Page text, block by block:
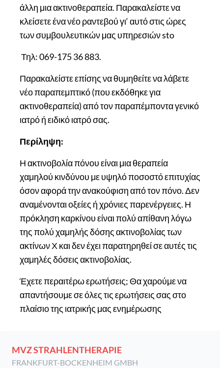
άλλη μια ακτινοθεραπεία. Παρακαλείστε να
κλείσετε ένα νέο ραντεβού γι‘ αυτό στις ώρες
των συμβουλευτικών μας υπηρεσιών sto
Τηλ: 069-175 36 883.
Παρακαλείστε επίσης να θυμηθείτε να λάβετε
νέο παραπεμπτικό (που εκδόθηκε για
ακτινοθεραπεία) από τον παραπέμποντα γενικό
ιατρό ή ειδικό ιατρό σας.
Περίληψη:
Η ακτινοβολία πόνου είναι μια θεραπεία
χαμηλού κινδύνου με υψηλό ποσοστό επιτυχίας
όσον αφορά την ανακούφιση από τον πόνο. Δεν
αναμένονται οξείες ή χρόνιες παρενέργειες. Η
πρόκληση καρκίνου είναι πολύ απίθανη λόγω
της πολύ χαμηλής δόσης ακτινοβολίας των
ακτίνων Χ και δεν έχει παρατηρηθεί σε αυτές τις
χαμηλές δόσεις ακτινοβολίας.
Έχετε περαιτέρω ερωτήσεις; Θα χαρούμε να
απαντήσουμε σε όλες τις ερωτήσεις σας στο
πλαίσιο της ιατρικής μας ενημέρωσης
MVZ STRAHLENTHERAPIE
FRANKFURT-BOCKENHEIM GMBH